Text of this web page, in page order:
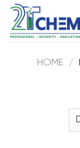
Skip
content
HOME /